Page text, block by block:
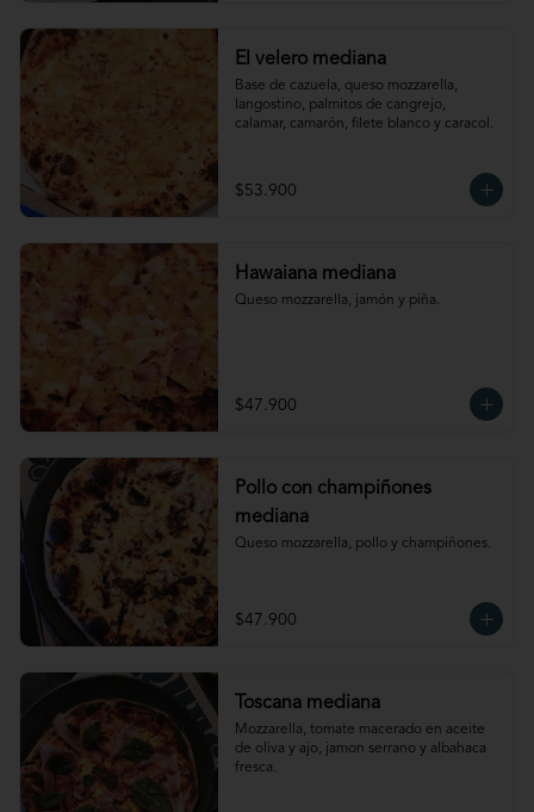
El velero mediana
Base de cazuela, queso mozzarella,
langostino, palmitos de cangrejo,
calamar, camarón, filete blanco y caracol.
$53.900
Hawaiana mediana
Queso mozzarella, jamón y piña.
$47.900
Pollo con champiñones
mediana
Queso mozzarella, pollo y champiñones.
$47.900
Toscana mediana
Mozzarella, tomate macerado en aceite
de oliva y ajo, jamon serrano y albahaca
fresca.